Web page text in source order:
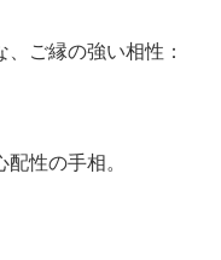
、ご縁の強い相性：
性の手相。